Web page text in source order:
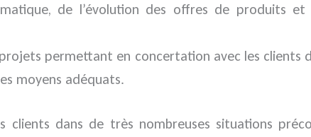
de l’évolution des offres de produits
permettant en concertation avec les clients
moyens adéquats.
clients dans de très nombreuses situations